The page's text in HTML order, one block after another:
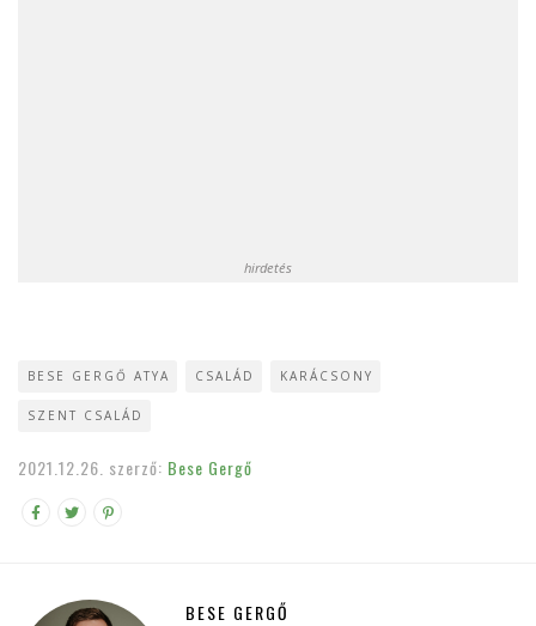
hirdetés
BESE GERGŐ ATYA CSALÁD KARÁCSONY
SZENT CSALÁD
2021.12.26. szerző: Bese Gergő
BESE GERGŐ